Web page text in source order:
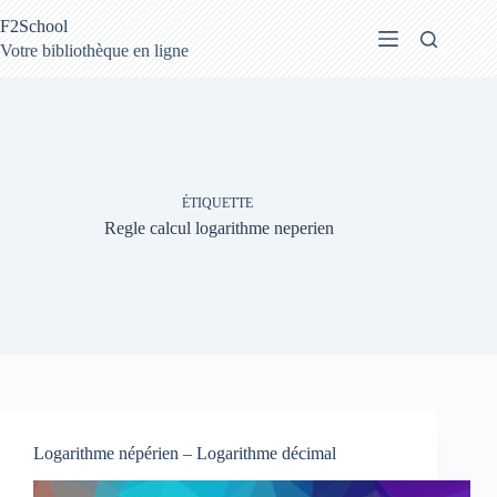
au
contenu
F2School
Votre bibliothèque en ligne
ÉTIQUETTE
Regle calcul logarithme neperien
Logarithme népérien – Logarithme décimal